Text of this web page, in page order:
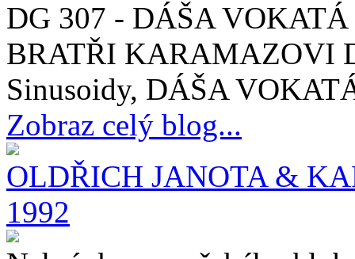
DG 307 - DÁŠA
BRATŘI KARAMAZOVI
Sinusoidy, DÁŠA
Zobraz celý blog...
OLDŘICH JANOTA &
1992